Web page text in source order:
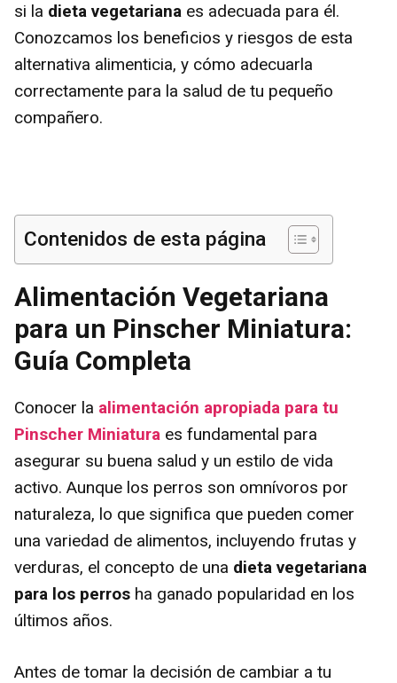
si la dieta vegetariana es adecuada para él.
Conozcamos los beneficios y riesgos de esta
alternativa alimenticia, y cómo adecuarla
correctamente para la salud de tu pequeño
compañero.
Contenidos de esta página
Alimentación Vegetariana
para un Pinscher Miniatura:
Guía Completa
Conocer la alimentación apropiada para tu
Pinscher Miniatura es fundamental para
asegurar su buena salud y un estilo de vida
activo. Aunque los perros son omnívoros por
naturaleza, lo que significa que pueden comer
una variedad de alimentos, incluyendo frutas y
verduras, el concepto de una dieta vegetariana
para los perros ha ganado popularidad en los
últimos años.
Antes de tomar la decisión de cambiar a tu